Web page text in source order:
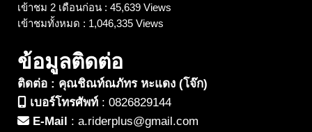
เข้าชม 2 เดือนก่อน : 45,639 Views
เข้าชมทั้งหมด : 1,046,335 Views
ข้อมูลติดต่อ
ติดต่อ : คุณชิณท์ณภัทร หะแดง (โจ๊ก)
เบอร์โทรศัพท์ : 0826829144
E-Mail : a.riderplus@gmail.com